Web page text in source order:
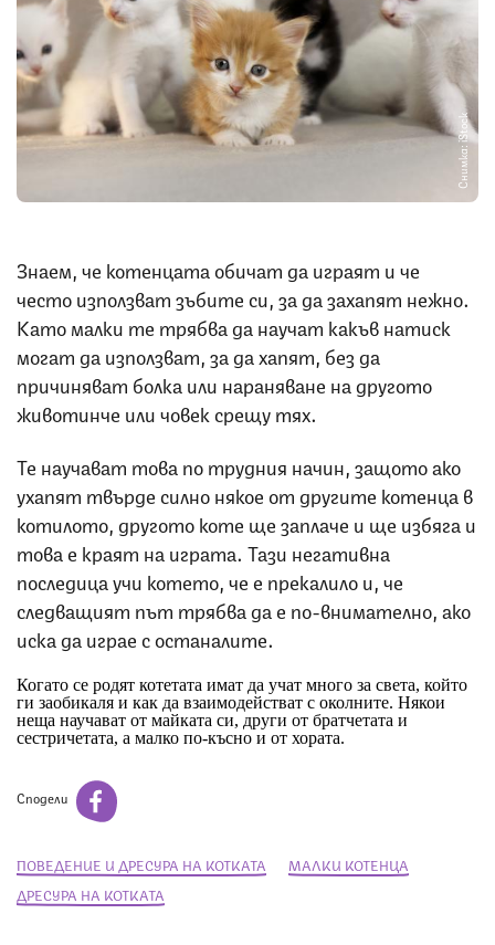
Снимка: iStock
Знаем, че котенцата обичат да играят и че
често използват зъбите си, за да захапят нежно.
Като малки те трябва да научат какъв натиск
могат да използват, за да хапят, без да
причиняват болка или нараняване на другото
животинче или човек срещу тях.
Те научават това по трудния начин, защото ако
ухапят твърде силно някое от другите котенца в
котилото, другото коте ще заплаче и ще избяга и
това е краят на играта. Тази негативна
последица учи котето, че е прекалило и, че
следващият път трябва да е по-внимателно, ако
иска да играе с останалите.
Когато се родят котетата имат да учат много за света, който
ги заобикаля и как да взаимодействат с околните. Някои
неща научават от майката си, други от братчетата и
сестричетата, а малко по-късно и от хората.
Сподели
ПОВЕДЕНИЕ И ДРЕСУРА НА КОТКАТА
МАЛКИ КОТЕНЦА
ДРЕСУРА НА КОТКАТА